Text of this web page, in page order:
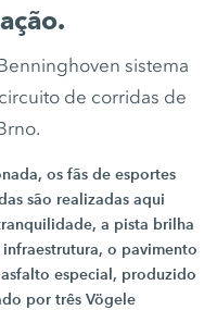
sistema
de corridas de
os fãs de esportes
são realizadas aqui
a pista brilha
o pavimento
especial, produzido
por três Vögele